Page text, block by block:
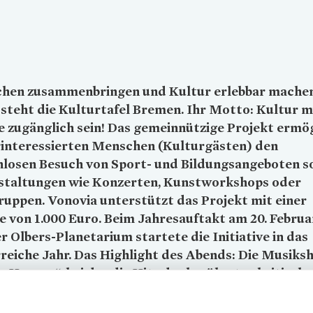
zusammenbringen und Kultur erlebbar
die Kulturtafel Bremen. Ihr Motto: Kultur
zugänglich sein! Das gemeinnützige Projekt
Menschen (Kulturgästen) den
Besuch von Sport- und Bildungsangeboten
wie Konzerten, Kunstworkshops oder
Vonoviaunterstützt das Projekt mit einer
von 1.000 Euro. Beim Jahresauftakt am 20.
Olbers-Planetarium startete die Initiative in das
Jahr. Das Highlight des Abends: Die
Heaven“, bei der die Hits der berühmten